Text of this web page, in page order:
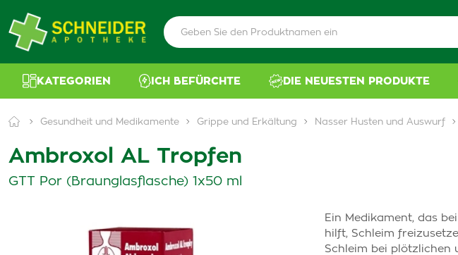
KATEGORIEN ICH BEFÜRCHTE DIE NEUESTEN PRODUKTE
Gesundheit und Medikamente Grippe und Erkältung Nasser Husten und Auswurf
Ambroxol AL Tropfen
GTT Por (Braunglasflasche) 1x50 ml
Ein Medikament, das
hilft, Schleim
Schleim bei plötzlichen